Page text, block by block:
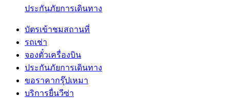
ประกันภัยการเดินทาง
บัตรเข้าชมสถานที่
รถเช่า
จองตั๋วเครื่องบิน
ประกันภัยการเดินทาง
ขอราคากรุ๊ปเหมา
บริการยื่นวีซ่า